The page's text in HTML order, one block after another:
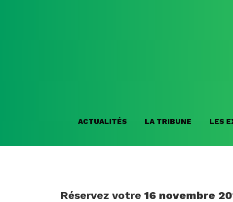
ACTUALITÉS LA TRIBUNE LES
Réservez votre 16 novembre